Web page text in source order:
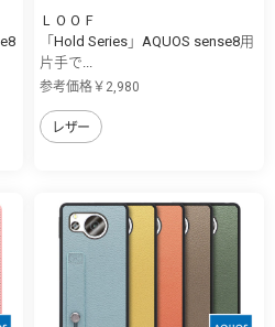
ＬＯＯＦ
「Hold Series」AQUOS sense8用
片手で...
参考価格￥2,980
レザー